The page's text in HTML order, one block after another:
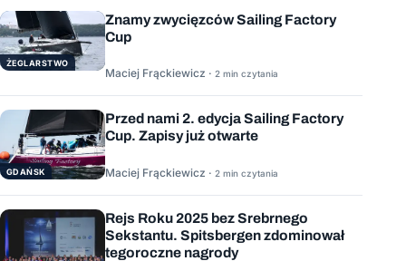
ŻEGLARSTWO
Znamy zwycięzców Sailing Factory
Cup
Maciej Frąckiewicz · 2 min czytania
GDAŃSK
Przed nami 2. edycja Sailing Factory
Cup. Zapisy już otwarte
Maciej Frąckiewicz · 2 min czytania
Rejs Roku 2025 bez Srebrnego
Sekstantu. Spitsbergen zdominował
tegoroczne nagrody